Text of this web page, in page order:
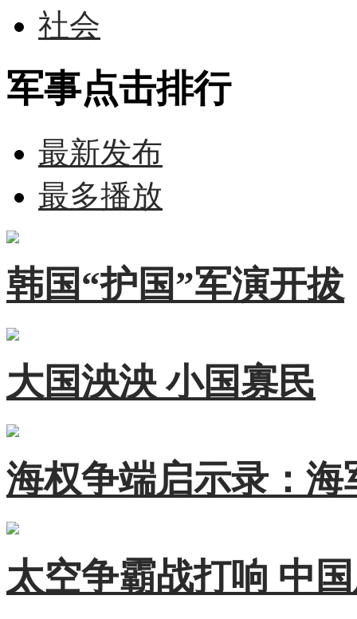
社会
军事点击排行
最新发布
最多播放
韩国“护国”军演开拔
大国泱泱 小国寡民
海权争端启示录：
太空争霸战打响 中